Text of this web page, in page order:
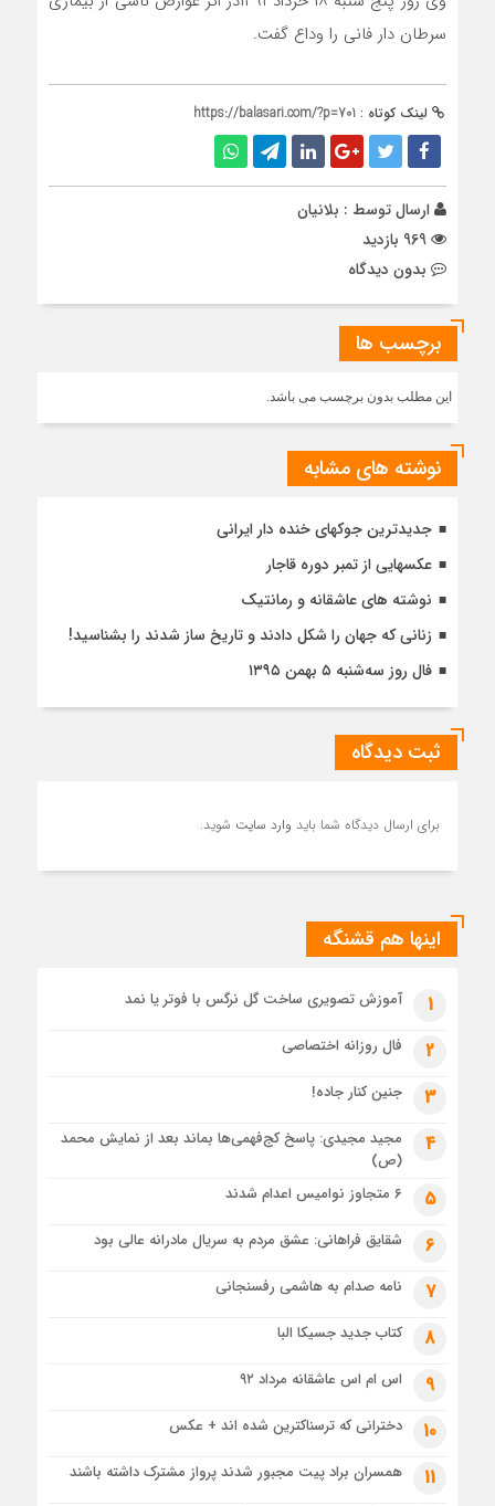
سرطان دار فانی را وداع گفت.
لینک کوتاه : https://balasari.com/?p=701
ارسال توسط : بلانیان
بدون دیدگاه
برچسب ها
این مطلب بدون برچسب می باشد.
نوشته های مشابه
جدیدترین جوکهای خنده دار ایرانی
عکسهایی از تمبر دوره قاجار
نوشته های عاشقانه و رمانتیک
زنانی که جهان را شکل دادند و تاریخ ساز شدند را بشناسید!
فال روز سه‌شنبه ۵ بهمن ۱۳۹۵
ثبت دیدگاه
برای ارسال دیدگاه شما باید وارد سایت شوید.
اینها هم قشنگه
1 آموزش تصویری ساخت گل نرگس با فوتر یا نمد
2 فال روزانه اختصاصی
3 جنین کنار جاده!
4
مجید مجیدی: پاسخ کج‌فهمی‌ها بماند بعد از نمایش محمد
(ص)
5 ۶ متجاوز نوامیس اعدام شدند
6 شقایق فراهانی: عشق مردم به سریال مادرانه عالی بود
7 نامه صدام به هاشمی رفسنجانی
8 کتاب جدید جسیکا البا
9 اس ام اس عاشقانه مرداد ۹۲
10 دخترانی که ترسناکترین شده اند + عکس
11 همسران براد پیت مجبور شدند پرواز مشترک داشته باشند